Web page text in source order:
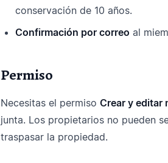
conservación de 10 años.
Confirmación por correo al
Permiso
Necesitas el permiso Crear y editar
junta. Los propietarios no pueden
traspasar la propiedad.